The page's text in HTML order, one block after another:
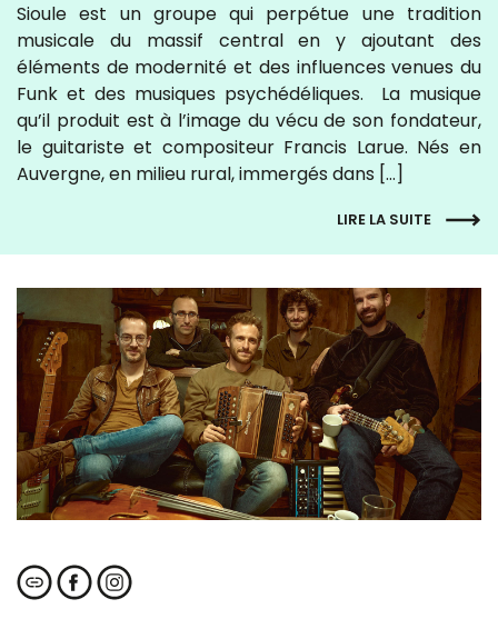
Sioule est un groupe qui perpétue une tradition
musicale du massif central en y ajoutant des
éléments de modernité et des influences venues du
Funk et des musiques psychédéliques. La musique
qu’il produit est à l’image du vécu de son fondateur,
le guitariste et compositeur Francis Larue. Nés en
Auvergne, en milieu rural, immergés dans […]
LIRE LA SUITE